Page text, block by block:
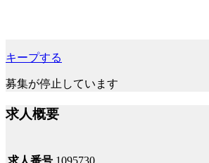
キープする
募集が停止しています
求人概要
求人番号